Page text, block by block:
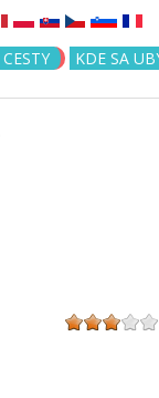
KDE SA